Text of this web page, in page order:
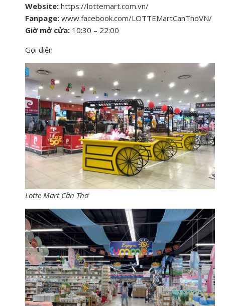
Website: https://lottemart.com.vn/
Fanpage: www.facebook.com/LOTTEMartCanThoVN/
Giờ mở cửa: 10:30 – 22:00
Gọi điện
Lotte Mart Cần Thơ